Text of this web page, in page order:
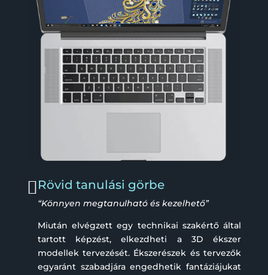
Rövid tanulási görbe
“Könnyen megtanulható és kezelhető”
Miután elvégzett egy technikai szakértő által
tartott képzést, elkezdheti a 3D ékszer
modellek tervezését. Ékszerészek és tervezők
egyaránt szabadjára engedhetik fantáziájukat